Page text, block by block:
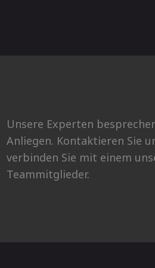
Unsere Experten
Anliegen. Kontaktieren Sie
verbinden Sie mit einem
Teammitglieder.